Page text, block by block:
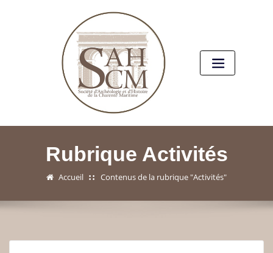
Rubrique Activités
Accueil Contenus de la rubrique "Activités"